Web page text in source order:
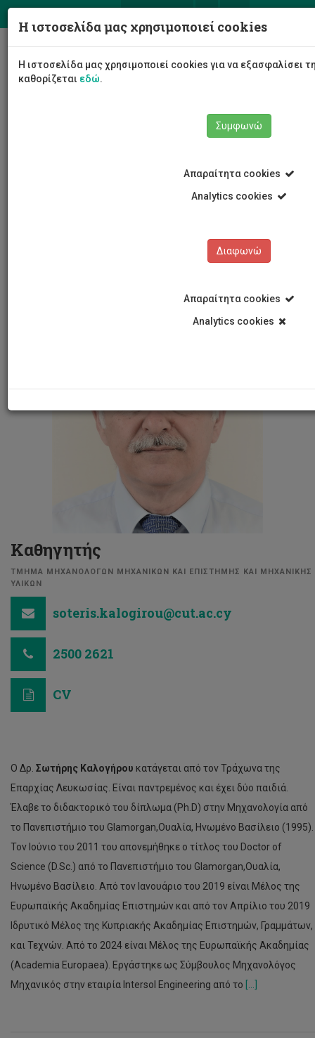
Σχολή Μηχανικής και Τεχνολογίας
Τμήμα Μηχανολόγων Μηχανικών και Επιστήμης και
Διδακτικό και Ερευνητικό Προσωπικό (Μέλη ΔΕΠ)
Σωτήρης Καλογήρου
Καθηγητής
ΤΜΗΜΑ ΜΗΧΑΝΟΛΟΓΩΝ ΜΗΧΑΝΙΚΩΝ ΚΑΙ ΕΠΙΣΤΗΜΗΣ ΚΑΙ ΜΗΧΑΝΙΚΗΣ
ΥΛΙΚΩΝ
soteris.kalogirou@cut.ac.cy
2500 2621
CV
Ο Δρ. Σωτήρης Καλογήρου κατάγεται από τον Τράχωνα της
Επαρχίας Λευκωσίας. Είναι παντρεμένος και έχει δύο παιδιά.
Έλαβε το διδακτορικό του δίπλωμα (Ph.D) στην Μηχανολογία από
το Πανεπιστήμιο του Glamorgan,Ουαλία, Ηνωμένο Βασίλειο (1995).
Τον Ιούνιο του 2011 του απονεμήθηκε ο τίτλος του Doctor of
Science (D.Sc.) από το Πανεπιστήμιο του Glamorgan,Ουαλία,
Ηνωμένο Βασίλειο. Από τον Ιανουάριο του 2019 είναι Μέλος της
Ευρωπαϊκής Ακαδημίας Επιστημών και από τον Απρίλιο του 2019
Ιδρυτικό Μέλος της Κυπριακής Ακαδημίας Επιστημών, Γραμμάτων,
και Τεχνών. Από το 2024 είναι Μέλος της Ευρωπαϊκής Ακαδημίας
(Academia Europaea). Εργάστηκε ως Σύμβουλος Μηχανολόγος
Μηχανικός στην εταιρία Intersol Engineering από το
Η ιστοσελίδα μας χρησιμοποιεί cookies
Η ιστοσελίδα μας χρησιμοποιεί cookies για να εξασφαλίσει
καθορίζεται εδώ.
Συμφωνώ
Απαραίτητα cookies
Analytics cookies
Διαφωνώ
Απαραίτητα cookies
Analytics cookies